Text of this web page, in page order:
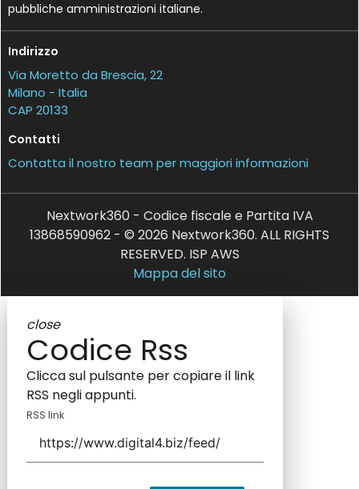
pubbliche amministrazioni italiane.
Indirizzo
Via Moretto da Brescia, 22
Milano - Italia
CAP 20133
Contatti
Contatta il nostro team per maggiori informazioni
Nextwork360 - Codice fiscale e Partita IVA
13868590962 - © 2026 Nextwork360. ALL RIGHTS
RESERVED. ISP AWS
Mappa del sito
close
Codice Rss
Clicca sul pulsante per copiare il link
RSS negli appunti.
RSS link